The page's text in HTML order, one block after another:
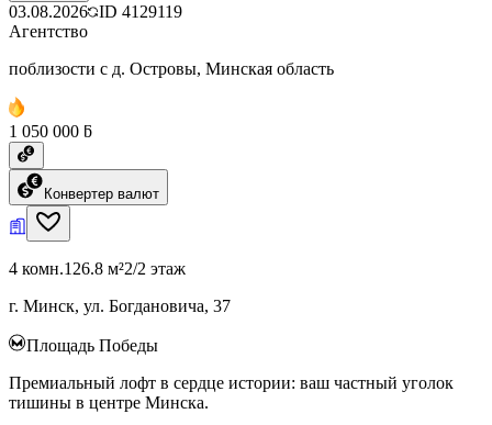
03.08.2026 ID 4129119
Агентство
поблизости с д. Островы, Минская область
1 050 000 ƃ
Конвертер валют
4 комн.126.8 м²2/2 этаж
г. Минск, ул. Богдановича, 37
Площадь Победы
Премиальный лофт в сердце истории: ваш частный уголок
тишины в центре Минска.